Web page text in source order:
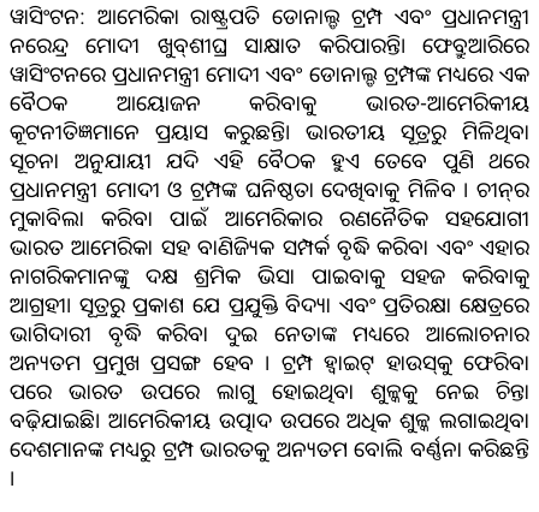
ୱାସିଂଟନ: ଆମେରିକା ରାଷ୍ଟ୍ରପତି ଡୋନାଲ୍ଡ ଟ୍ରମ୍ପ ଏବଂ ପ୍ରଧାନମନ୍ତ୍ରୀ
ନରେନ୍ଦ୍ର ମୋଦୀ ଖୁବ୍‌ଶୀଘ୍ର ସାକ୍ଷାତ କରିପାରନ୍ତି। ଫେବ୍ରୁଆରିରେ
ୱାସିଂଟନରେ ପ୍ରଧାନମନ୍ତ୍ରୀ ମୋଦୀ ଏବଂ ଡୋନାଲ୍ଡ ଟ୍ରମ୍ପଙ୍କ ମଧ୍ୟରେ ଏକ
ବୈଠକ ଆୟୋଜନ କରିବାକୁ ଭାରତ-ଆମେରିକୀୟ
କୂଟନୀତିଜ୍ଞମାନେ ପ୍ରୟାସ କରୁଛନ୍ତି। ଭାରତୀୟ ସୂତ୍ରରୁ ମିଳିଥିବା
ସୂଚନା ଅନୁଯାୟୀ ଯଦି ଏହି ବୈଠକ ହୁଏ ତେବେ ପୁଣି ଥରେ
ପ୍ରଧାନମନ୍ତ୍ରୀ ମୋଦୀ ଓ ଟ୍ରମ୍ପଙ୍କ ଘନିଷ୍ଠତା ଦେଖିବାକୁ ମିଳିବ । ଚୀନ୍‌ର
ମୁକାବିଲା କରିବା ପାଇଁ ଆମେରିକାର ରଣନୈତିକ ସହଯୋଗୀ
ଭାରତ ଆମେରିକା ସହ ବାଣିଜ୍ୟିକ ସମ୍ପର୍କ ବୃଦ୍ଧି କରିବା ଏବଂ ଏହାର
ନାଗରିକମାନଙ୍କୁ ଦକ୍ଷ ଶ୍ରମିକ ଭିସା ପାଇବାକୁ ସହଜ କରିବାକୁ
ଆଗ୍ରହୀ। ସୂତ୍ରରୁ ପ୍ରକାଶ ଯେ ପ୍ରଯୁକ୍ତି ବିଦ୍ୟା ଏବଂ ପ୍ରତିରକ୍ଷା କ୍ଷେତ୍ରରେ
ଭାଗିଦାରୀ ବୃଦ୍ଧି କରିବା ଦୁଇ ନେତାଙ୍କ ମଧ୍ୟରେ ଆଲୋଚନାର
ଅନ୍ୟତମ ପ୍ରମୁଖ ପ୍ରସଙ୍ଗ ହେବ । ଟ୍ରମ୍ପ ହ୍ୱାଇଟ୍ ହାଉସ୍‌କୁ ଫେରିବା
ପରେ ଭାରତ ଉପରେ ଲାଗୁ ହୋଇଥିବା ଶୁଳ୍କକୁ ନେଇ ଚିନ୍ତା
ବଢ଼ିଯାଇଛି। ଆମେରିକୀୟ ଉତ୍ପାଦ ଉପରେ ଅଧିକ ଶୁଳ୍କ ଲଗାଇଥିବା
ଦେଶମାନଙ୍କ ମଧ୍ୟରୁ ଟ୍ରମ୍ପ ଭାରତକୁ ଅନ୍ୟତମ ବୋଲି ବର୍ଣ୍ଣନା କରିଛନ୍ତି
।